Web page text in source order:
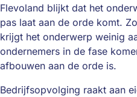
Flevoland blijkt dat het
pas laat aan de orde komt.
krijgt het onderwerp weinig
ondernemers in de fase
afbouwen aan de orde is.
Bedrijfsopvolging raakt aan